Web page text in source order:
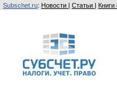
Subschet.ru: Новости | Статьи | Книги